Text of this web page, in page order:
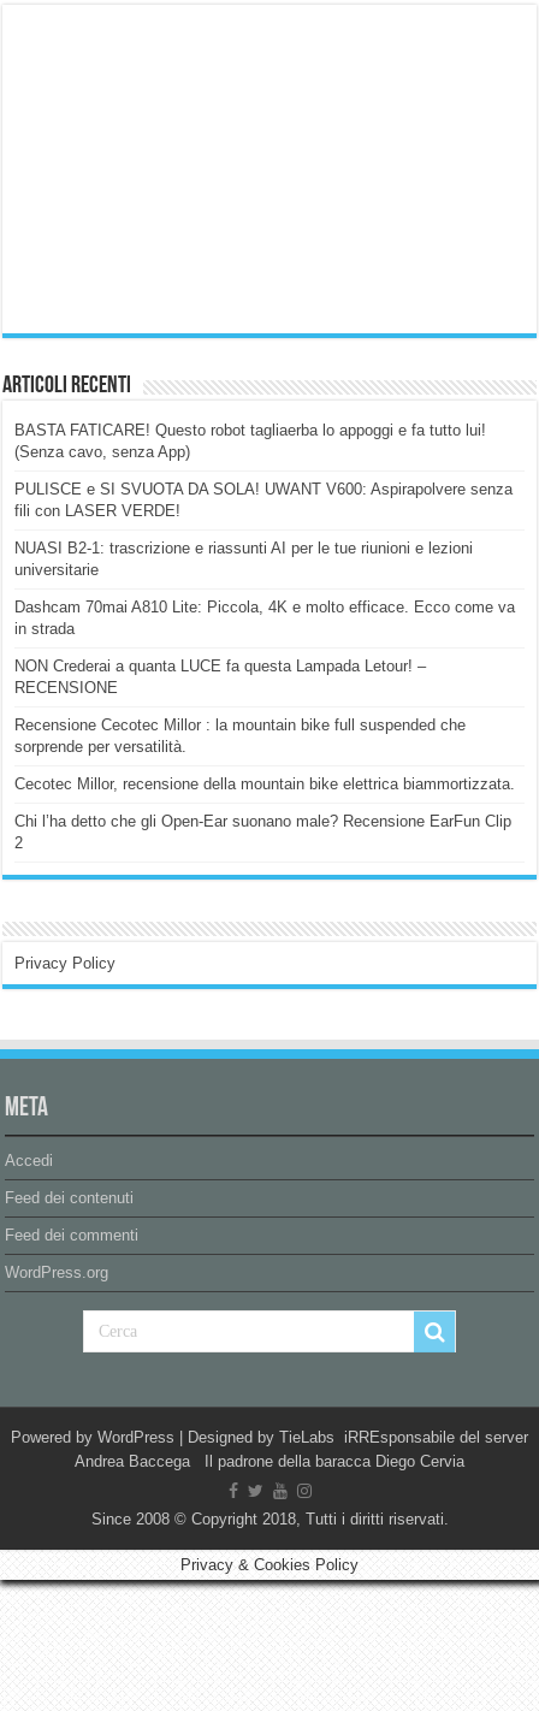
Articoli Recenti
BASTA FATICARE! Questo robot tagliaerba lo appoggi e fa tutto lui!
(Senza cavo, senza App)
PULISCE e SI SVUOTA DA SOLA! UWANT V600: Aspirapolvere senza
fili con LASER VERDE!
NUASI B2-1: trascrizione e riassunti AI per le tue riunioni e lezioni
universitarie
Dashcam 70mai A810 Lite: Piccola, 4K e molto efficace. Ecco come va
in strada
NON Crederai a quanta LUCE fa questa Lampada Letour! –
RECENSIONE
Recensione Cecotec Millor : la mountain bike full suspended che
sorprende per versatilità.
Cecotec Millor, recensione della mountain bike elettrica biammortizzata.
Chi l’ha detto che gli Open-Ear suonano male? Recensione EarFun Clip
2
Privacy Policy
Meta
Accedi
Feed dei contenuti
Feed dei commenti
WordPress.org
Powered by WordPress | Designed by TieLabs iRREsponsabile del server
Andrea Baccega Il padrone della baracca Diego Cervia
Since 2008 © Copyright 2018, Tutti i diritti riservati.
Privacy & Cookies Policy